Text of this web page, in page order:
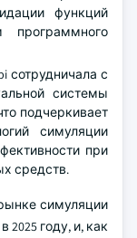
функций
сотрудничала с
системы
подчеркивает
симуляции
при
средств.
симуляции
2025 году, и, как